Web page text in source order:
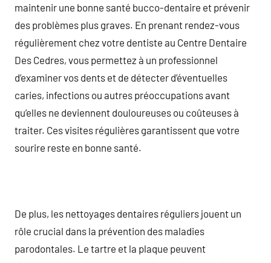
maintenir une bonne santé bucco-dentaire et prévenir
des problèmes plus graves. En prenant rendez-vous
régulièrement chez votre dentiste au Centre Dentaire
Des Cedres, vous permettez à un professionnel
d’examiner vos dents et de détecter d’éventuelles
caries, infections ou autres préoccupations avant
qu’elles ne deviennent douloureuses ou coûteuses à
traiter. Ces visites régulières garantissent que votre
sourire reste en bonne santé.
De plus, les nettoyages dentaires réguliers jouent un
rôle crucial dans la prévention des maladies
parodontales. Le tartre et la plaque peuvent